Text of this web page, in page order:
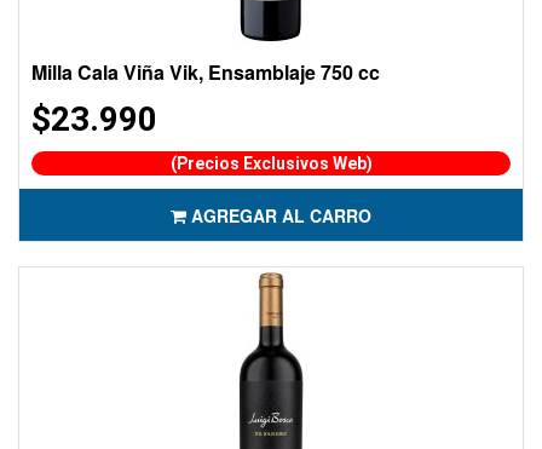
Milla Cala Viña Vik, Ensamblaje 750 cc
$23.990
(Precios Exclusivos Web)
AGREGAR AL CARRO